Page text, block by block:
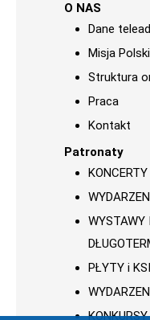
O NAS
Dane
Misja
Struktura
Praca
Kontakt
Patronaty
WYSTAWY
PŁYTY i